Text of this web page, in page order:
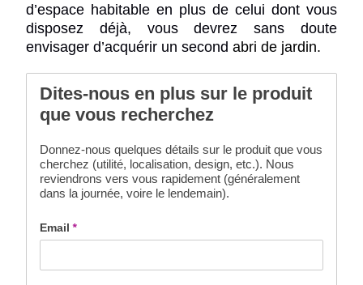
d’espace habitable en plus de celui dont vous
disposez déjà, vous devrez sans doute
envisager d’acquérir un second abri de jardin.
Dites-nous en plus sur le produit
que vous recherchez
Donnez-nous quelques détails sur le produit que vous
cherchez (utilité, localisation, design, etc.). Nous
reviendrons vers vous rapidement (généralement
dans la journée, voire le lendemain).
Email *